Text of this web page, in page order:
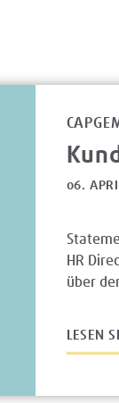
06.
HR
über
LESEN